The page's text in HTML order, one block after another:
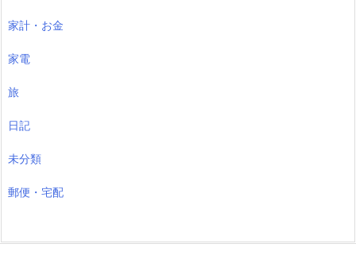
家計・お金
家電
旅
日記
未分類
郵便・宅配